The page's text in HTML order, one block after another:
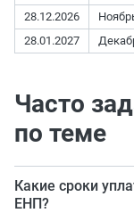
28.12.2026
28.01.2027
Часто
по теме
Какие сроки
ЕНП?